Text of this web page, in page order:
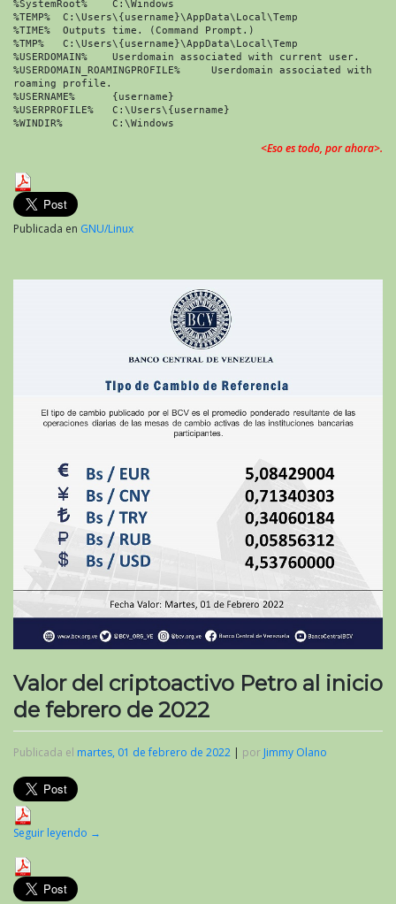
%SystemRoot%	C:\Windows
%TEMP%	C:\Users\{username}\AppData\Local\Temp
%TIME%	Outputs time. (Command Prompt.)
%TMP%	C:\Users\{username}\AppData\Local\Temp
%USERDOMAIN%	Userdomain associated with current user.
%USERDOMAIN_ROAMINGPROFILE%	Userdomain associated with
roaming profile.
%USERNAME%	{username}
%USERPROFILE%	C:\Users\{username}
<Eso es todo, por ahora>.
Publicada en GNU/Linux
Valor del criptoactivo Petro al inicio
de febrero de 2022
Publicada el martes, 01 de febrero de 2022 | por Jimmy Olano
Seguir leyendo →